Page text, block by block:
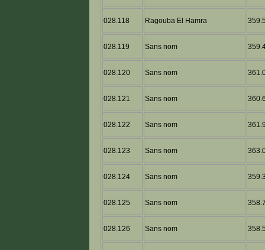
028.118 Ragouba El Hamra
028.119 Sans nom
028.120 Sans nom
028.121 Sans nom
028.122 Sans nom
028.123 Sans nom
028.124 Sans nom
028.125 Sans nom
028.126 Sans nom